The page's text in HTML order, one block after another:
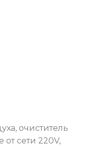
очиститель
сети 220V,